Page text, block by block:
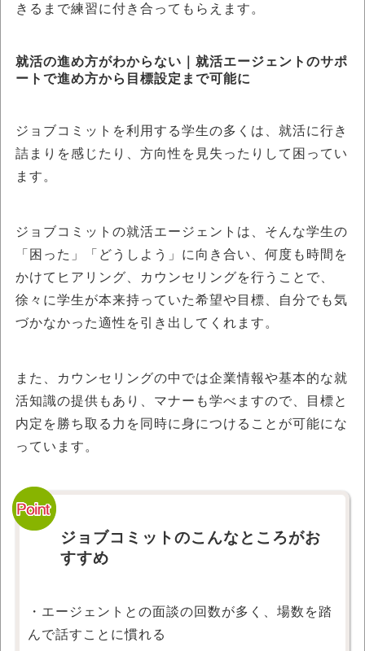
きるまで練習に付き合ってもらえます。
就活の進め方がわからない｜就活エージェントのサポ
ートで進め方から目標設定まで可能に
ジョブコミットを利用する学生の多くは、就活に行き
詰まりを感じたり、方向性を見失ったりして困ってい
ます。
ジョブコミットの就活エージェントは、そんな学生の
「困った」「どうしよう」に向き合い、何度も時間を
かけてヒアリング、カウンセリングを行うことで、
徐々に学生が本来持っていた希望や目標、自分でも気
づかなかった適性を引き出してくれます。
また、カウンセリングの中では企業情報や基本的な就
活知識の提供もあり、マナーも学べますので、目標と
内定を勝ち取る力を同時に身につけることが可能にな
っています。
ジョブコミットのこんなところがお
すすめ
・エージェントとの面談の回数が多く、場数を踏
んで話すことに慣れる